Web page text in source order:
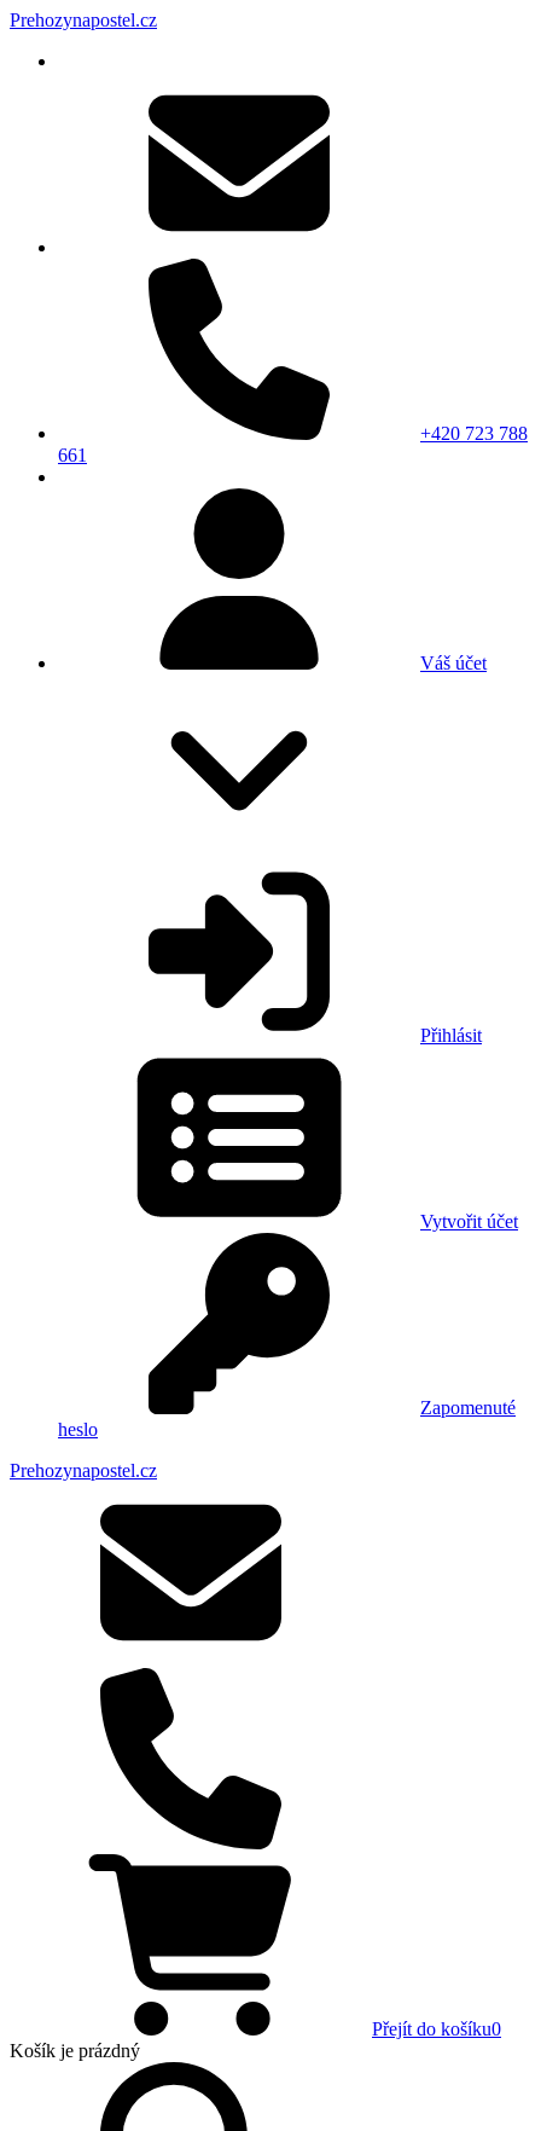
Prehozynapostel.cz
+420 723 788
661
Váš účet
Přihlásit
Vytvořit účet
Zapomenuté
heslo
Prehozynapostel.cz
Přejít do košíku0
Košík je prázdný